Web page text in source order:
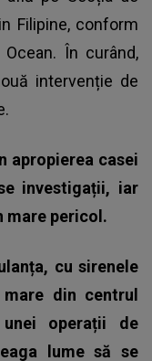
Filipine, conform
În curând,
intervenție de
apropierea casei
investigații, iar
mare pericol.
cu sirenele
din centrul
operații de
lume să se